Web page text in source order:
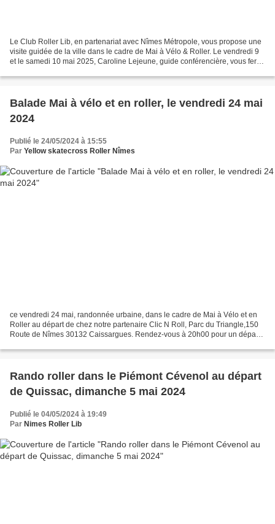
Le Club Roller Lib, en partenariat avec Nîmes Métropole, vous propose une
visite guidée de la ville dans le cadre de Mai à Vélo & Roller. Le vendredi 9
et le samedi 10 mai 2025, Caroline Lejeune, guide conférencière, vous fera
Balade Mai à vélo et en roller, le vendredi 24 mai
2024
Publié le 24/05/2024 à 15:55
Par Yellow skatecross Roller Nîmes
ce vendredi 24 mai, randonnée urbaine, dans le cadre de Mai à Vélo et en
Roller au départ de chez notre partenaire Clic N Roll, Parc du Triangle,150
Route de Nîmes 30132 Caissargues. Rendez-vous à 20h00 pour un départ
Rando roller dans le Piémont Cévenol au départ
de Quissac, dimanche 5 mai 2024
Publié le 04/05/2024 à 19:49
Par Nimes Roller Lib